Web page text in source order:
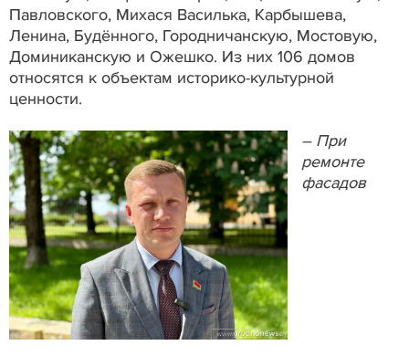
Павловского, Михася Василька, Карбышева,
Ленина, Будённого, Городничанскую, Мостовую,
Доминиканскую и Ожешко. Из них 106 домов
относятся к объектам историко-культурной
ценности.
– При
ремонте
фасадов